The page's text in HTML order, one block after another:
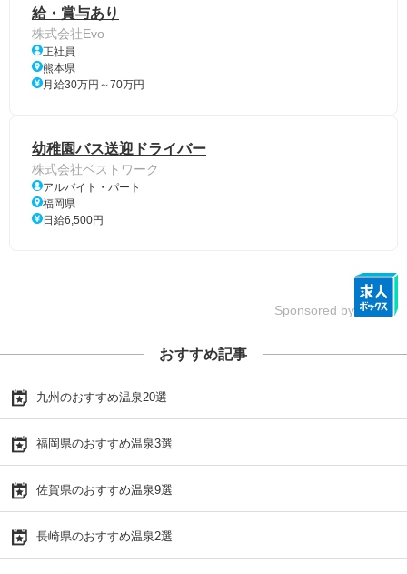
給・賞与あり
株式会社Evo
正社員
熊本県
月給30万円～70万円
幼稚園バス送迎ドライバー
株式会社ベストワーク
アルバイト・パート
福岡県
日給6,500円
Sponsored by
おすすめ記事
九州のおすすめ温泉20選
福岡県のおすすめ温泉3選
佐賀県のおすすめ温泉9選
長崎県のおすすめ温泉2選